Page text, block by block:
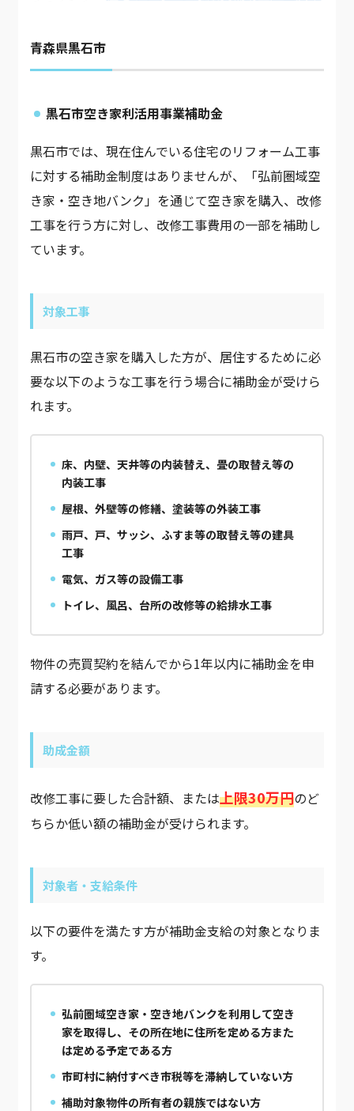
青森県黒石市
黒石市空き家利活用事業補助金
黒石市では、現在住んでいる住宅のリフォーム工事
に対する補助金制度はありませんが、「弘前圏域空
き家・空き地バンク」を通じて空き家を購入、改修
工事を行う方に対し、改修工事費用の一部を補助し
ています。
対象工事
黒石市の空き家を購入した方が、居住するために必
要な以下のような工事を行う場合に補助金が受けら
れます。
床、内壁、天井等の内装替え、畳の取替え等の
内装工事
屋根、外壁等の修繕、塗装等の外装工事
雨戸、戸、サッシ、ふすま等の取替え等の建具
工事
電気、ガス等の設備工事
トイレ、風呂、台所の改修等の給排水工事
物件の売買契約を結んでから1年以内に補助金を申
請する必要があります。
助成金額
改修工事に要した合計額、または上限30万円のど
ちらか低い額の補助金が受けられます。
対象者・支給条件
以下の要件を満たす方が補助金支給の対象となりま
す。
弘前圏域空き家・空き地バンクを利用して空き
家を取得し、その所在地に住所を定める方また
は定める予定である方
市町村に納付すべき市税等を滞納していない方
補助対象物件の所有者の親族ではない方